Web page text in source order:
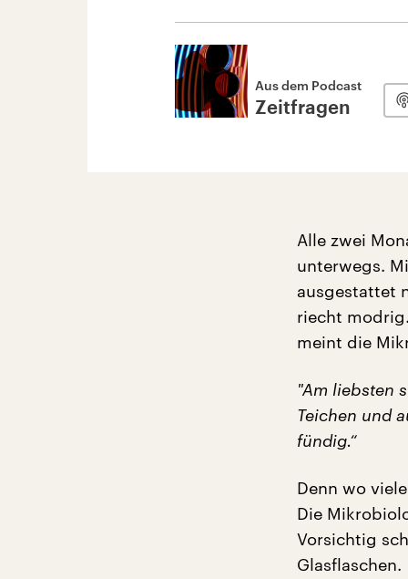
Aus dem Podcast
Zeitfragen
Alle zwei
unterwegs.
ausgestattet
riecht
meint die
"Am liebsten
Teichen und
fündig.“
Denn wo
Die
Vorsichtig
Glasflaschen.